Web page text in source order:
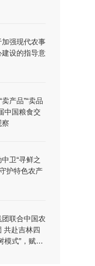
强现代农事
设的指导意
卖产品”“卖品
国粮食交
察
卫“寻鲜之
护特色农产
联合中国农
共赴吉林四
模式”，赋能